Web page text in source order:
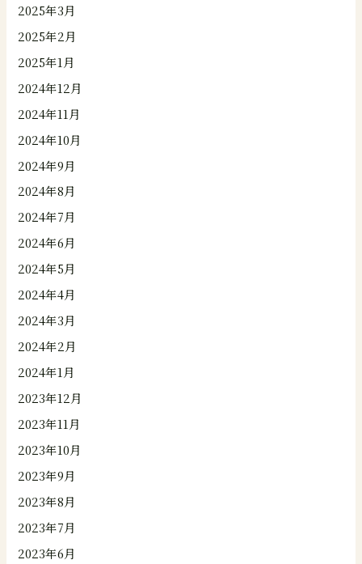
2025年3月
2025年2月
2025年1月
2024年12月
2024年11月
2024年10月
2024年9月
2024年8月
2024年7月
2024年6月
2024年5月
2024年4月
2024年3月
2024年2月
2024年1月
2023年12月
2023年11月
2023年10月
2023年9月
2023年8月
2023年7月
2023年6月